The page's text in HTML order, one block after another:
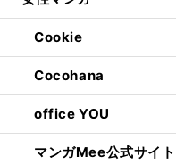
Cookie
Cocohana
office YOU
マンガMee公式サイト